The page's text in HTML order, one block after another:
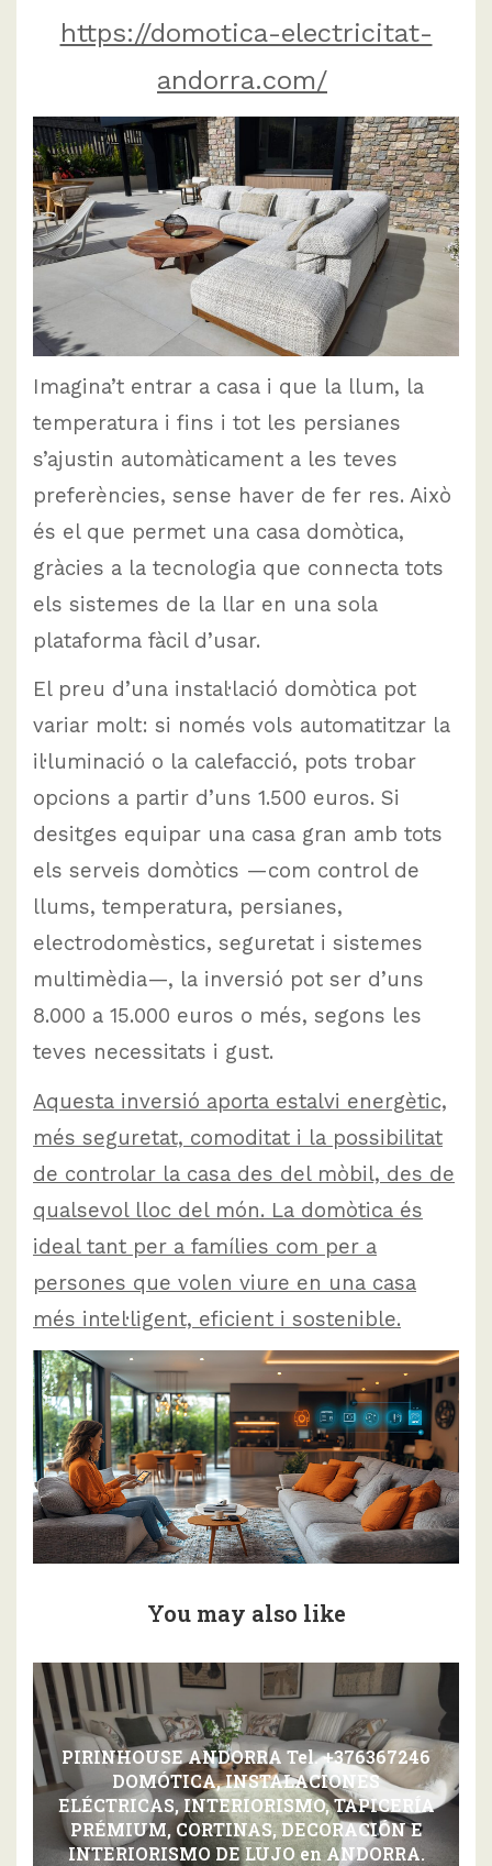
https://domotica-electricitat-
andorra.com/
Imagina’t entrar a casa i que la llum, la
temperatura i fins i tot les persianes
s’ajustin automàticament a les teves
preferències, sense haver de fer res. Això
és el que permet una casa domòtica,
gràcies a la tecnologia que connecta tots
els sistemes de la llar en una sola
plataforma fàcil d’usar.
El preu d’una instal·lació domòtica pot
variar molt: si només vols automatitzar la
il·luminació o la calefacció, pots trobar
opcions a partir d’uns 1.500 euros. Si
desitges equipar una casa gran amb tots
els serveis domòtics —com control de
llums, temperatura, persianes,
electrodomèstics, seguretat i sistemes
multimèdia—, la inversió pot ser d’uns
8.000 a 15.000 euros o més, segons les
teves necessitats i gust.
Aquesta inversió aporta estalvi energètic,
més seguretat, comoditat i la possibilitat
de controlar la casa des del mòbil, des de
qualsevol lloc del món. La domòtica és
ideal tant per a famílies com per a
persones que volen viure en una casa
més intel·ligent, eficient i sostenible.
You may also like
PIRINHOUSE ANDORRA Tel. +376367246
DOMÓTICA, INSTALACIONES
ELÉCTRICAS, INTERIORISMO, TAPICERÍA
PRÉMIUM, CORTINAS, DECORACIÓN E
INTERIORISMO DE LUJO en ANDORRA.